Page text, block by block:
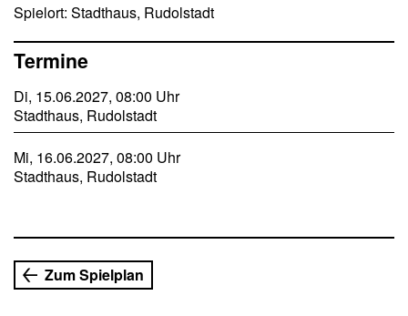
Informationsveranstaltung: 24.11.2026, 18 Uhr, theater
SchülerTheaterTreffen: 15./16.06.2027, ganztägig, Theater
im Stadthaus
Spielleitungsworkshop: 21.06.2027, 10 Uhr, theater tumult
Bewerbungen für das SchülerTheaterTreffen erfolgen über
die Theaterpädagogik bis zum 07.03.2027.
Spielort: Stadthaus, Rudolstadt
Termine
Di, 15.06.2027, 08:00 Uhr
Stadthaus, Rudolstadt
Mi, 16.06.2027, 08:00 Uhr
Stadthaus, Rudolstadt
Zum Spielplan